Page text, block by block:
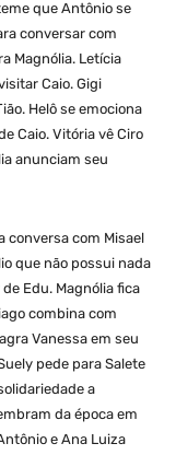
que Antônio se
conversar com
Magnólia. Letícia
Caio. Gigi
Helô se emociona
Caio. Vitória vê Ciro
anunciam seu
conversa com Misael
que não possui nada
Edu. Magnólia fica
combina com
Vanessa em seu
pede para Salete
a
da época em
e Ana Luiza